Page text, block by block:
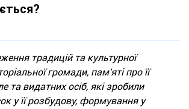
традицій та культурної
громади, пам'яті про її
та видатних осіб, які зробили
у її розбудову, формування у